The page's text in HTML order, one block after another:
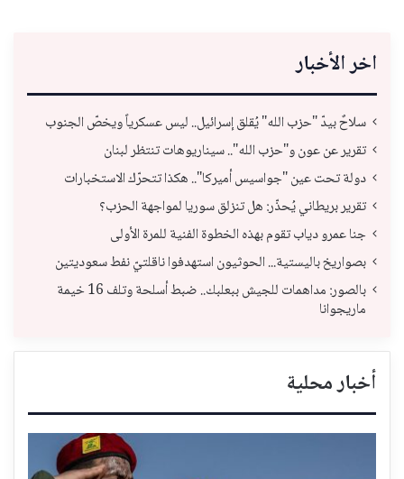
اخر الأخبار
سلاحٌ بيدّ "حزب الله" يُقلق إسرائيل.. ليس عسكرياً ويخصّ الجنوب
تقرير عن عون و"حزب الله".. سيناريوهات تنتظر لبنان
دولة تحت عين "جواسيس أميركا".. هكذا تتحرّك الاستخبارات
تقرير بريطاني يُحذّر: هل تنزلق سوريا لمواجهة الحزب؟
جنا عمرو دياب تقوم بهذه الخطوة الفنية للمرة الأولى
بصواريخ باليستية... الحوثيون استهدفوا ناقلتيّ نفط سعوديتين
بالصور: مداهمات للجيش ببعلبك.. ضبط أسلحة وتلف 16 خيمة
ماريجوانا
أخبار محلية